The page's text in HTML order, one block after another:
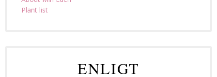
Plant list
ENLIGT